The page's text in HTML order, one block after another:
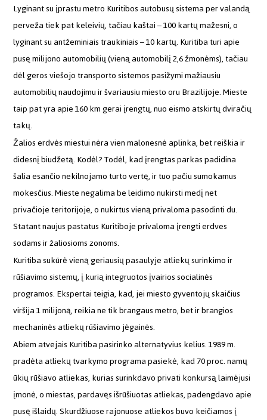
Lyginant su įprastu metro Kuritibos autobusų sistema per valandą
perveža tiek pat keleivių, tačiau kaštai – 100 kartų mažesni, o
lyginant su antžeminiais traukiniais – 10 kartų. Kuritiba turi apie
pusę milijono automobilių (vieną automobilį 2,6 žmonėms), tačiau
dėl geros viešojo transporto sistemos pasižymi mažiausiu
automobilių naudojimu ir švariausiu miesto oru Brazilijoje. Mieste
taip pat yra apie 160 km gerai įrengtų, nuo eismo atskirtų dviračių
takų.
Žalios erdvės miestui nėra vien malonesnė aplinka, bet reiškia ir
didesnį biudžetą. Kodėl? Todėl, kad įrengtas parkas padidina
šalia esančio nekilnojamo turto vertę, ir tuo pačiu sumokamus
mokesčius. Mieste negalima be leidimo nukirsti medį net
privačioje teritorijoje, o nukirtus vieną privaloma pasodinti du.
Statant naujus pastatus Kuritiboje privaloma įrengti erdves
sodams ir žaliosioms zonoms.
Kuritiba sukūrė vieną geriausių pasaulyje atliekų surinkimo ir
rūšiavimo sistemų, į kurią integruotos įvairios socialinės
programos. Ekspertai teigia, kad, jei miesto gyventojų skaičius
viršija 1 milijoną, reikia ne tik brangaus metro, bet ir brangios
mechaninės atliekų rūšiavimo jėgainės.
Abiem atvejais Kuritiba pasirinko alternatyvius kelius. 1989 m.
pradėta atliekų tvarkymo programa pasiekė, kad 70 proc. namų
ūkių rūšiavo atliekas, kurias surinkdavo privati konkursą laimėjusi
įmonė, o miestas, pardavęs išrūšiuotas atliekas, padengdavo apie
pusę išlaidų. Skurdžiuose rajonuose atliekos buvo keičiamos į